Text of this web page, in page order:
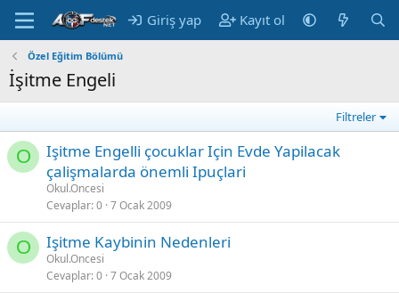
Giriş yap Kayıt ol
Özel Eğitim Bölümü
İşitme Engeli
Filtreler
O
Işitme Engelli çocuklar Için Evde Yapilacak
çalişmalarda önemli Ipuçlari
Okul.Oncesi
Cevaplar 0 7 Ocak 2009
O Işitme Kaybinin Nedenleri
Okul.Oncesi
Cevaplar 0 7 Ocak 2009